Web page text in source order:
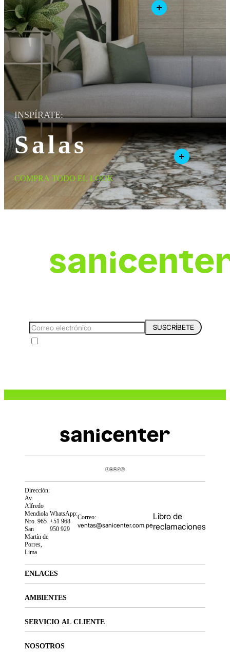
INSPÍRATE:
Salas
COMPRA TODO EL LOOK
SUSCRÍBETE
Dirección:
Av.
Alfredo
Mendiola
Nro. 965
San
Martín de
Porres,
Lima
WhatsApp:
+51 968
950 929
Correo:
ventas@sanicenter.com.pe
Libro de
reclamaciones
ENLACES
AMBIENTES
SERVICIO AL CLIENTE
NOSOTROS